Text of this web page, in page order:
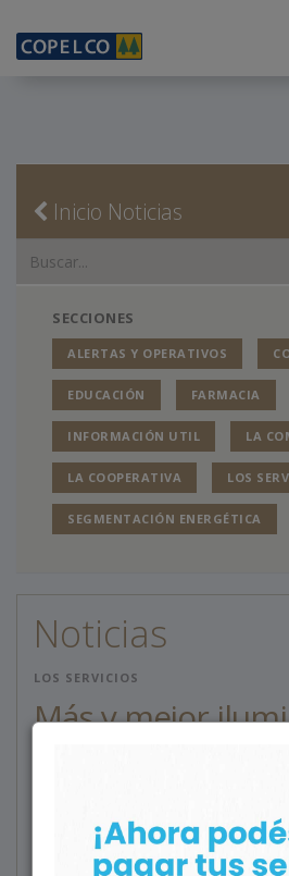
Inicio Noticias
SECCIONES
ALERTAS Y OPERATIVOS
EDUCACIÓN FARMACIA
INFORMACIÓN UTIL LA
LA COOPERATIVA LOS
SEGMENTACIÓN ENERGÉTICA
Noticias
LOS SERVICIOS
Más y mejor
nuestro